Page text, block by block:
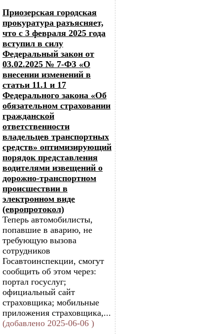
Приозерская городская
прокуратура разъясняет,
что с 3 февраля 2025 года
вступил в силу
Федеральный закон от
03.02.2025 № 7-ФЗ «О
внесении изменений в
статьи 11.1 и 17
Федерального закона «Об
обязательном страховании
гражданской
ответственности
владельцев транспортных
средств» оптимизирующий
порядок представления
водителями извещений о
дорожно-транспортном
происшествии в
электронном виде
(европротокол)
Теперь автомобилисты,
попавшие в аварию, не
требующую вызова
сотрудников
Госавтоинспекции, смогут
сообщить об этом через:
портал госуслуг;
официальный сайт
страховщика; мобильные
приложения страховщика,...
(добавлено 2025-06-06 )